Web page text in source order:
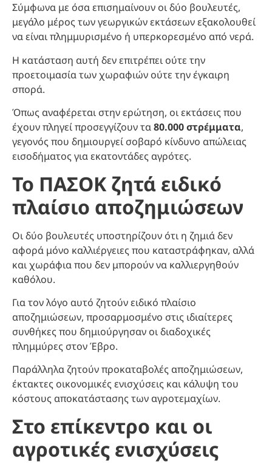
Σύμφωνα με όσα επισημαίνουν οι δύο βουλευτές,
μεγάλο μέρος των γεωργικών εκτάσεων εξακολουθεί
να είναι πλημμυρισμένο ή υπερκορεσμένο από νερά.
Η κατάσταση αυτή δεν επιτρέπει ούτε την
προετοιμασία των χωραφιών ούτε την έγκαιρη
σπορά.
Όπως αναφέρεται στην ερώτηση, οι εκτάσεις που
έχουν πληγεί προσεγγίζουν τα80.000 στρέμματα,
γεγονός που δημιουργεί σοβαρό κίνδυνο απώλειας
εισοδήματος για εκατοντάδες αγρότες.
Το ΠΑΣΟΚ ζητά ειδικό
πλαίσιο αποζημιώσεων
Οι δύο βουλευτές υποστηρίζουν ότι η ζημιά δεν
αφορά μόνο καλλιέργειες που καταστράφηκαν, αλλά
και χωράφια που δεν μπορούν να καλλιεργηθούν
καθόλου.
Για τον λόγο αυτό ζητούν ειδικό πλαίσιο
αποζημιώσεων, προσαρμοσμένο στις ιδιαίτερες
συνθήκες που δημιούργησαν οι διαδοχικές
πλημμύρες στον Έβρο.
Παράλληλα ζητούν προκαταβολές αποζημιώσεων,
έκτακτες οικονομικές ενισχύσεις και κάλυψη του
κόστους αποκατάστασης των αγροτεμαχίων.
Στο επίκεντρο και οι
αγροτικές ενισχύσεις